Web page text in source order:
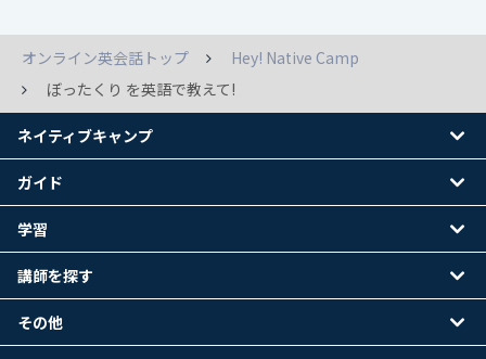
オンライン英会話トップ
Hey! Native Camp
ぼったくり を英語で教えて!
ネイティブキャンプ
ガイド
学習
講師を探す
その他